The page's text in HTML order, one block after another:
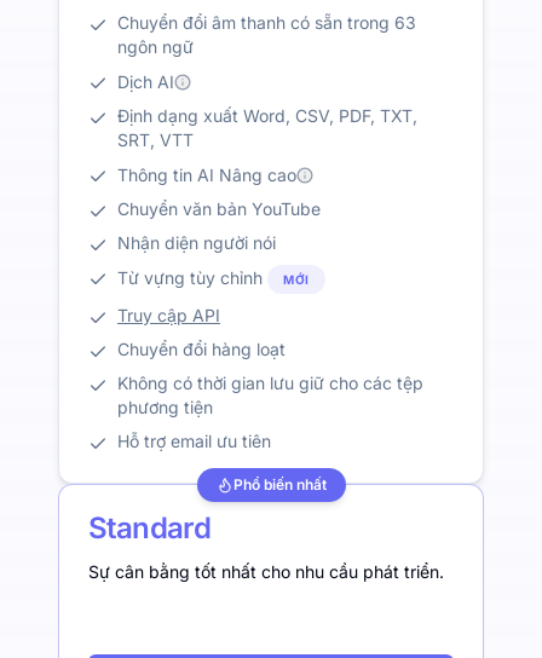
Chuyển đổi âm thanh có sẵn trong 63
ngôn ngữ
Dịch AI
Định dạng xuất Word, CSV, PDF, TXT,
SRT, VTT
Thông tin AI Nâng cao
Chuyển văn bản YouTube
Nhận diện người nói
Từ vựng tùy chỉnh
MỚI
Truy cập API
Chuyển đổi hàng loạt
Không có thời gian lưu giữ cho các tệp
phương tiện
Hỗ trợ email ưu tiên
Phổ biến nhất
Standard
Sự cân bằng tốt nhất cho nhu cầu phát triển.